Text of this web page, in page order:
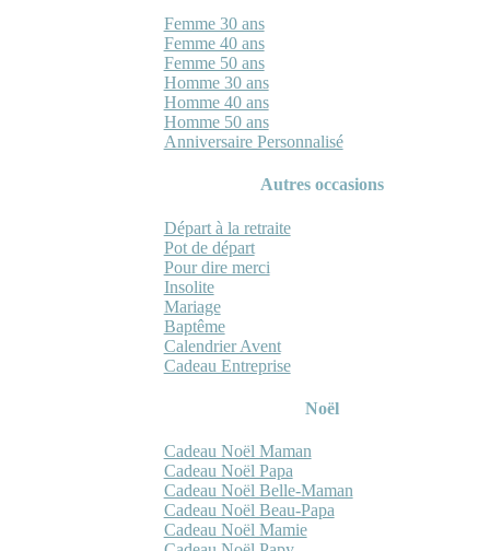
Femme 30 ans
Femme 40 ans
Femme 50 ans
Homme 30 ans
Homme 40 ans
Homme 50 ans
Anniversaire Personnalisé
Autres occasions
Départ à la retraite
Pot de départ
Pour dire merci
Insolite
Mariage
Baptême
Calendrier Avent
Cadeau Entreprise
Noël
Cadeau Noël Maman
Cadeau Noël Papa
Cadeau Noël Belle-Maman
Cadeau Noël Beau-Papa
Cadeau Noël Mamie